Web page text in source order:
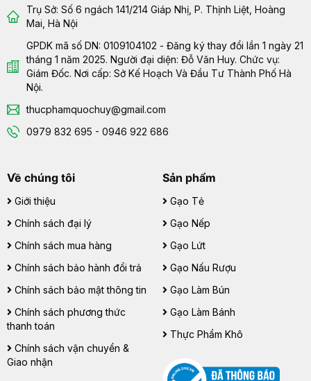
Trụ Sở: Số 6 ngách 141/214 Giáp Nhị, P. Thịnh Liệt, Hoàng
Mai, Hà Nội
GPDK mã số DN: 0109104102 - Đăng ký thay đổi lần 1 ngày 21
tháng 1 năm 2025. Người đại diện: Đỗ Văn Huy. Chức vụ:
Giám Đốc. Nơi cấp: Sở Kế Hoạch Và Đầu Tư Thành Phố Hà
Nội.
thucphamquochuy@gmail.com
0979 832 695 - 0946 922 686
Về chúng tôi
Giới thiệu
Chính sách đại lý
Chính sách mua hàng
Chính sách bảo hành đổi trả
Chính sách bảo mật thông tin
Chính sách phương thức
thanh toán
Chính sách vận chuyển &
Giao nhận
Sản phẩm
Gạo Tẻ
Gạo Nếp
Gạo Lứt
Gạo Nấu Rượu
Gạo Làm Bún
Gạo Làm Bánh
Thực Phẩm Khô